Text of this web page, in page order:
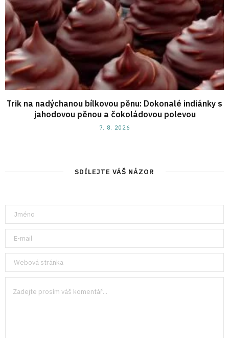
Trik na nadýchanou bílkovou pěnu: Dokonalé indiánky s
jahodovou pěnou a čokoládovou polevou
7. 8. 2026
SDÍLEJTE VÁŠ NÁZOR